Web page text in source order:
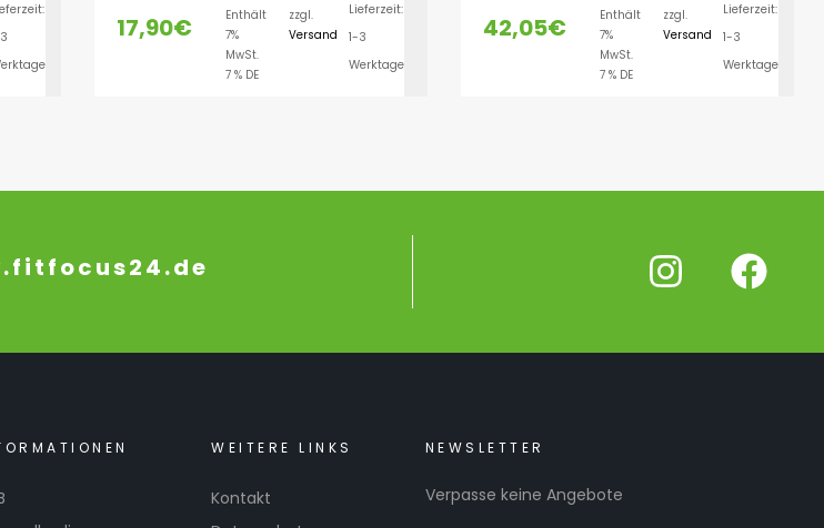
AUSFÜHRUNG WÄHLEN
17,90€
Enthält
7%
MwSt.
7 % DE
zzgl.
Versand
Lieferzeit:
1-3
Werktage
AUSFÜHRUNG WÄHLEN
42,05€
Enthält
7%
MwSt.
7 % DE
zzgl.
Versand
Lieferzeit:
1-3
Werktage
WEITERE LINKS
Kontakt
NEWSLETTER
Verpasse keine Angebote